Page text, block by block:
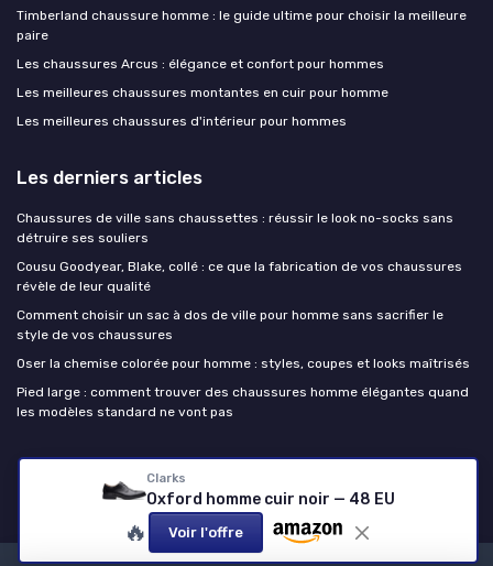
Clarks
Oxford homme cuir noir — 48 EU
🔥 Voir l'offre
Timberland chaussure homme : le guide ultime pour choisir la meilleure
paire
Les chaussures Arcus : élégance et confort pour hommes
Les meilleures chaussures montantes en cuir pour homme
Les meilleures chaussures d'intérieur pour hommes
Les derniers articles
Chaussures de ville sans chaussettes : réussir le look no-socks sans
détruire ses souliers
Cousu Goodyear, Blake, collé : ce que la fabrication de vos chaussures
révèle de leur qualité
Comment choisir un sac à dos de ville pour homme sans sacrifier le
style de vos chaussures
Oser la chemise colorée pour homme : styles, coupes et looks maîtrisés
Pied large : comment trouver des chaussures homme élégantes quand
les modèles standard ne vont pas
Chaussure homme